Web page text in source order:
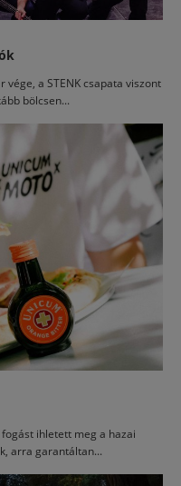
vége, a STENK csapata viszont
bölcsen...
ihletett meg a hazai
arra garantáltan...